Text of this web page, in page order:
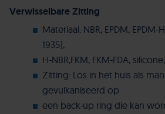
Verwisselbare Zitting
Materiaal: NBR, EPDM, EPDM-
1935),
H-NBR,FKM, FKM-FDA, silicone,
Zitting: Los in het huis als
gevulkaniseerd op
een back-up ring die kan